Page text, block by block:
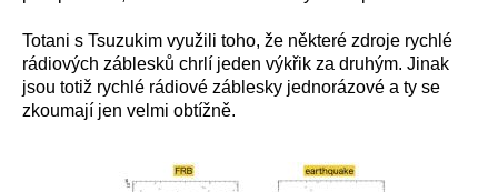
Totani s Tsuzukim využili toho, že některé zdroje rychlé
rádiových záblesků chrlí jeden výkřik za druhým. Jinak
jsou totiž rychlé rádiové záblesky jednorázové a ty se
zkoumají jen velmi obtížně.